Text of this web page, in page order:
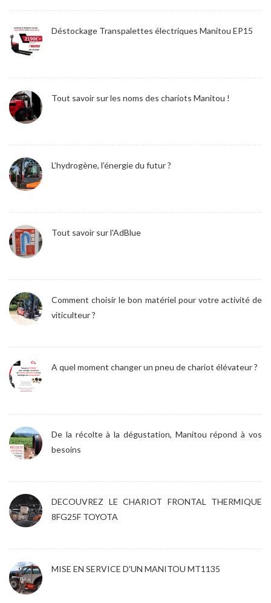
Déstockage Transpalettes électriques Manitou EP15
Tout savoir sur les noms des chariots Manitou !
L’hydrogène, l’énergie du futur ?
Tout savoir sur l'AdBlue
Comment choisir le bon matériel pour votre activité de
viticulteur ?
A quel moment changer un pneu de chariot élévateur ?
De la récolte à la dégustation, Manitou répond à vos
besoins
DECOUVREZ LE CHARIOT FRONTAL THERMIQUE
8FG25F TOYOTA
MISE EN SERVICE D'UN MANITOU MT1135